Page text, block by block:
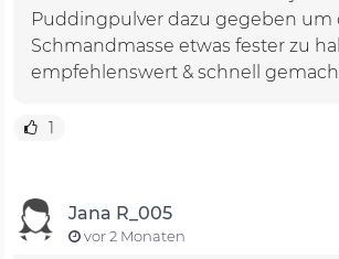
Puddingpulver dazu gegeben um
Schmandmasse etwas fester zu
empfehlenswert & schnell
1
Jana R_005
vor 2 Monaten